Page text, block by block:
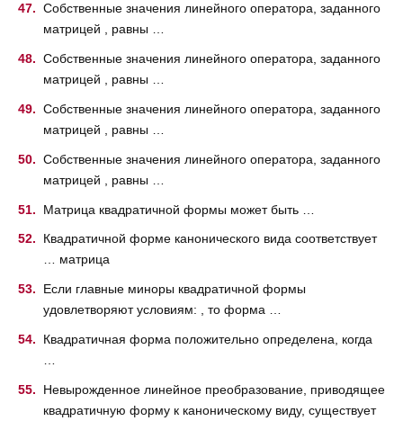
Собственные значения линейного оператора, заданного
матрицей , равны …
Собственные значения линейного оператора, заданного
матрицей , равны …
Собственные значения линейного оператора, заданного
матрицей , равны …
Собственные значения линейного оператора, заданного
матрицей , равны …
Матрица квадратичной формы может быть …
Квадратичной форме канонического вида соответствует
… матрица
Если главные миноры квадратичной формы
удовлетворяют условиям: , то форма …
Квадратичная форма положительно определена, когда
Невырожденное линейное преобразование, приводящее
квадратичную форму к каноническому виду, существует